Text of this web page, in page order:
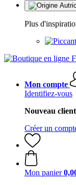
Plus
Mon compte
Identifiez-vous
Nouveau
Créer un
Mon panier